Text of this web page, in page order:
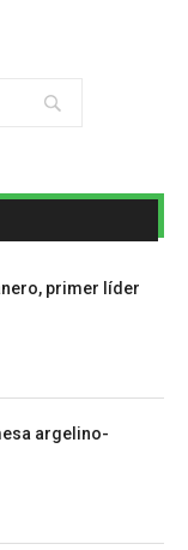
primer líder
argelino-